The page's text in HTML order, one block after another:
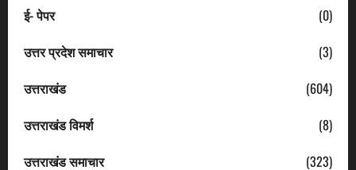
ई- पेपर
(0)
उत्तर प्रदेश समाचार
(3)
उत्तराखंड
(604)
उत्तराखंड विमर्श
(8)
उत्तराखंड समाचार
(323)